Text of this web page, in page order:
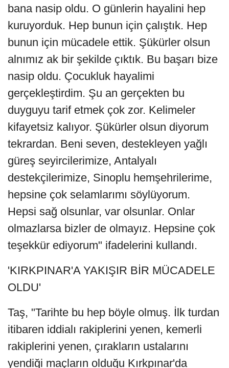
bana nasip oldu. O günlerin hayalini hep
kuruyorduk. Hep bunun için çalıştık. Hep
bunun için mücadele ettik. Şükürler olsun
alnımız ak bir şekilde çıktık. Bu başarı bize
nasip oldu. Çocukluk hayalimi
gerçekleştirdim. Şu an gerçekten bu
duyguyu tarif etmek çok zor. Kelimeler
kifayetsiz kalıyor. Şükürler olsun diyorum
tekrardan. Beni seven, destekleyen yağlı
güreş seyircilerimize, Antalyalı
destekçilerimize, Sinoplu hemşehrilerime,
hepsine çok selamlarımı söylüyorum.
Hepsi sağ olsunlar, var olsunlar. Onlar
olmazlarsa bizler de olmayız. Hepsine çok
teşekkür ediyorum" ifadelerini kullandı.
'KIRKPINAR'A YAKIŞIR BİR MÜCADELE
OLDU'
Taş, "Tarihte bu hep böyle olmuş. İlk turdan
itibaren iddialı rakiplerini yenen, kemerli
rakiplerini yenen, çırakların ustalarını
yendiği maçların olduğu Kırkpınar'da